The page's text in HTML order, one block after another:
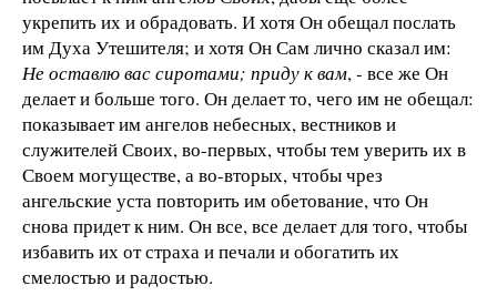
укрепить их и обрадовать. И хотя Он обещал послать
им Духа Утешителя; и хотя Он Сам лично сказал им:
Не оставлю вас сиротами; приду к вам, - все же Он
делает и больше того. Он делает то, чего им не обещал:
показывает им ангелов небесных, вестников и
служителей Своих, во-первых, чтобы тем уверить их в
Своем могуществе, а во-вторых, чтобы чрез
ангельские уста повторить им обетование, что Он
снова придет к ним. Он все, все делает для того, чтобы
избавить их от страха и печали и обогатить их
смелостью и радостью.